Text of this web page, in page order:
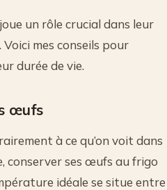
un rôle crucial dans leur
mes conseils pour
durée de vie.
œufs
à ce qu’on voit dans
conserver ses œufs au frigo
idéale se situe entre